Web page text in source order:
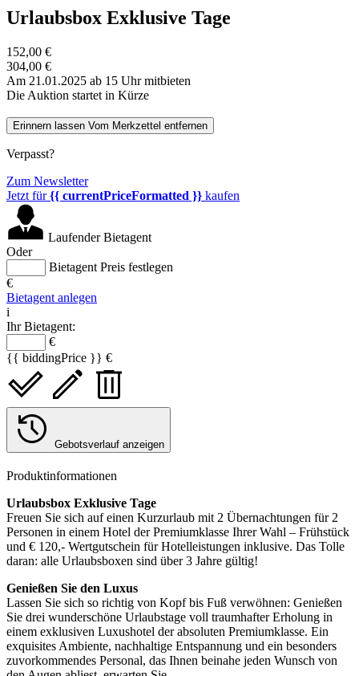
Urlaubsbox Exklusive Tage
152,00 €
304,00 €
Am 21.01.2025 ab 15 Uhr mitbieten
Die Auktion startet in Kürze
Erinnern lassen Vom Merkzettel entfernen
Verpasst?
Zum Newsletter
Jetzt für{{ currentPriceFormatted }} kaufen
Laufender Bietagent
Oder
Bietagent Preis festlegen
€
Bietagent anlegen
i
Ihr Bietagent:
€
{{ biddingPrice }} €
Gebotsverlauf anzeigen
Produktinformationen
Urlaubsbox Exklusive Tage
Freuen Sie sich auf einen Kurzurlaub mit 2 Übernachtungen für 2
Personen in einem Hotel der Premiumklasse Ihrer Wahl – Frühstück
und € 120,- Wertgutschein für Hotelleistungen inklusive. Das Tolle
daran: alle Urlaubsboxen sind über 3 Jahre gültig!
Genießen Sie den Luxus
Lassen Sie sich so richtig von Kopf bis Fuß verwöhnen: Genießen
Sie drei wunderschöne Urlaubstage voll traumhafter Erholung in
einem exklusiven Luxushotel der absoluten Premiumklasse. Ein
exquisites Ambiente, nachhaltige Entspannung und ein besonders
zuvorkommendes Personal, das Ihnen beinahe jeden Wunsch von